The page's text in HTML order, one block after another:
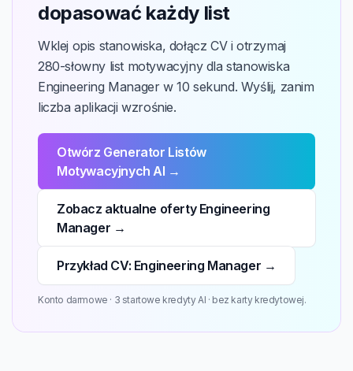
dopasować każdy list
Wklej opis stanowiska, dołącz CV i otrzymaj
280-słowny list motywacyjny dla stanowiska
Engineering Manager w 10 sekund. Wyślij, zanim
liczba aplikacji wzrośnie.
Otwórz Generator Listów
Motywacyjnych AI →
Zobacz aktualne oferty Engineering
Manager →
Przykład CV: Engineering Manager →
Konto darmowe · 3 startowe kredyty AI · bez karty kredytowej.